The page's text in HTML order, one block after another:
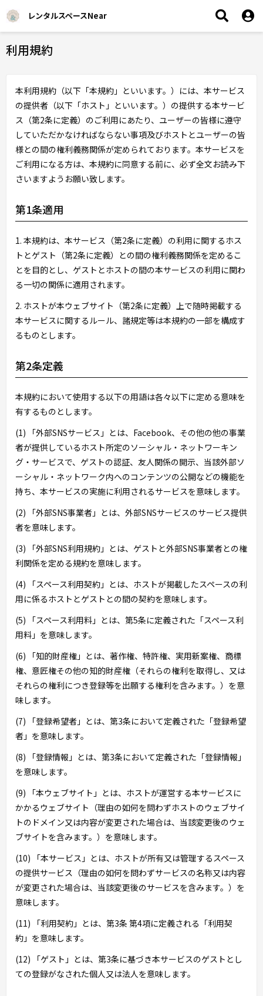
レンタルスペースNear
利用規約
本利用規約（以下「本規約」といいます。）には、本サービス
の提供者（以下「ホスト」といいます。）の提供する本サービ
ス（第2条に定義）のご利用にあたり、ユーザーの皆様に遵守
していただかなければならない事項及びホストとユーザーの皆
様との間の権利義務関係が定められております。本サービスを
ご利用になる方は、本規約に同意する前に、必ず全文お読み下
さいますようお願い致します。
第1条適用
1. 本規約は、本サービス（第2条に定義）の利用に関するホス
トとゲスト（第2条に定義）との間の権利義務関係を定めるこ
とを目的とし、ゲストとホストの間の本サービスの利用に関わ
る一切の関係に適用されます。
2. ホストが本ウェブサイト（第2条に定義）上で随時掲載する
本サービスに関するルール、諸規定等は本規約の一部を構成す
るものとします。
第2条定義
本規約において使用する以下の用語は各々以下に定める意味を
有するものとします。
(1) 「外部SNSサービス」とは、Facebook、その他の他の事業
者が提供しているホスト所定のソーシャル・ネットワーキン
グ・サービスで、ゲストの認証、友人関係の開示、当該外部ソ
ーシャル・ネットワーク内へのコンテンツの公開などの機能を
持ち、本サービスの実施に利用されるサービスを意味します。
(2) 「外部SNS事業者」とは、外部SNSサービスのサービス提供
者を意味します。
(3) 「外部SNS利用規約」とは、ゲストと外部SNS事業者との権
利関係を定める規約を意味します。
(4) 「スペース利用契約」とは、ホストが掲載したスペースの利
用に係るホストとゲストとの間の契約を意味します。
(5) 「スペース利用料」とは、第5条に定義された「スペース利
用料」を意味します。
(6) 「知的財産権」とは、著作権、特許権、実用新案権、商標
権、意匠権その他の知的財産権（それらの権利を取得し、又は
それらの権利につき登録等を出願する権利を含みます。）を意
味します。
(7) 「登録希望者」とは、第3条において定義された「登録希望
者」を意味します。
(8) 「登録情報」とは、第3条において定義された「登録情報」
を意味します。
(9) 「本ウェブサイト」とは、ホストが運営する本サービスに
かかるウェブサイト（理由の如何を問わずホストのウェブサイ
トのドメイン又は内容が変更された場合は、当該変更後のウェ
ブサイトを含みます。）を意味します。
(10) 「本サービス」とは、ホストが所有又は管理するスペース
の提供サービス（理由の如何を問わずサービスの名称又は内容
が変更された場合は、当該変更後のサービスを含みます。）を
意味します。
(11) 「利用契約」とは、第3条 第4項に定義される「利用契
約」を意味します。
(12) 「ゲスト」とは、第3条に基づき本サービスのゲストとし
ての登録がなされた個人又は法人を意味します。